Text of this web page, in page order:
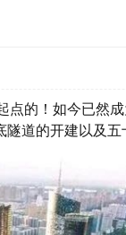
点的！如今已然
隧道的开建以及